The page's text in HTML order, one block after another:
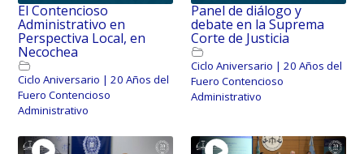
El Contencioso
Administrativo en
Perspectiva Local, en
Necochea
Ciclo Aniversario | 20 Años del
Fuero Contencioso
Administrativo
Panel de diálogo y
debate en la Suprema
Corte de Justicia
Ciclo Aniversario | 20 Años del
Fuero Contencioso
Administrativo